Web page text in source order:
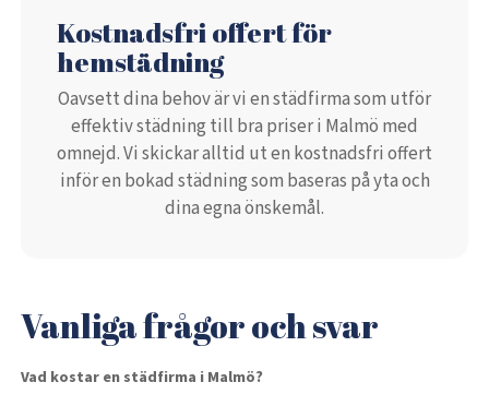
Kostnadsfri offert för
hemstädning
Oavsett dina behov är vi en städfirma som utför
effektiv städning till bra priser i Malmö med
omnejd. Vi skickar alltid ut en kostnadsfri offert
inför en bokad städning som baseras på yta och
dina egna önskemål.
Vanliga frågor och svar
Vad kostar en städfirma i Malmö?